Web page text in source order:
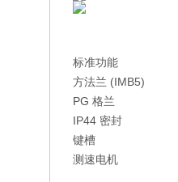
标准功能
方法兰 (IMB5)
PG 格兰
IP44 密封
键槽
测速电机